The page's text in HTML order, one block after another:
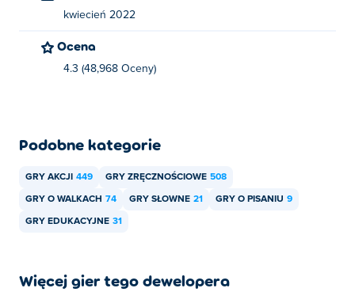
kwiecień 2022
Ocena
4.3 (48,968 Oceny)
Podobne kategorie
GRY AKCJI 449 GRY ZRĘCZNOŚCIOWE 508
GRY O WALKACH 74 GRY SŁOWNE 21 GRY O PISANIU 9
GRY EDUKACYJNE 31
Więcej gier tego dewelopera